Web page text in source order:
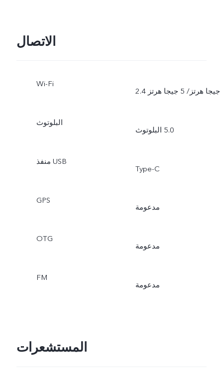
الاتصال
Wi-Fi
2.4 جيجا هرتز/ 5 جيجا هرتز
البلوتوث
البلوتوث ‎5.0
منفذ USB
Type-C
GPS
مدعومة
OTG
مدعومة
FM
مدعومة
المستشعرات